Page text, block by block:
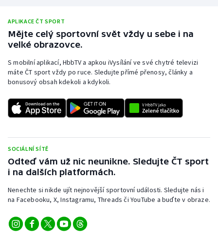
APLIKACE ČT SPORT
Mějte celý sportovní svět vždy u sebe i na
velké obrazovce.
S mobilní aplikací, HbbTV a apkou iVysílání ve své chytré televizi
máte ČT sport vždy po ruce. Sledujte přímé přenosy, články a
bonusový obsah kdekoli a kdykoli.
SOCIÁLNÍ SÍTĚ
Odteď vám už nic neunikne. Sledujte ČT sport
i na dalších platformách.
Nenechte si nikde ujít nejnovější sportovní události. Sledujte nás i
na Facebooku, X, Instagramu, Threads či YouTube a buďte v obraze.